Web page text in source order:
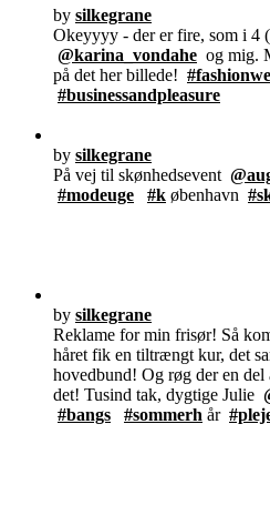
by silkegrane
Okeyyyy - der er fire, som i 4
@karina_vondahe og mig.
på det her billede!
#businessandpleasure
by silkegrane
På vej til skønhedsevent
#modeuge
#k øbenhavn
by silkegrane
Reklame for min frisør! Så
håret fik en tiltrængt kur, det
hovedbund! Og røg der en del
det! Tusind tak, dygtige Julie
#bangs
#sommerh år